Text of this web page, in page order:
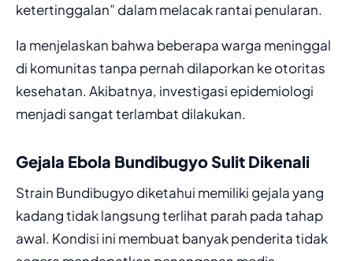
ketertinggalan” dalam melacak rantai penularan.
Ia menjelaskan bahwa beberapa warga meninggal
di komunitas tanpa pernah dilaporkan ke otoritas
kesehatan. Akibatnya, investigasi epidemiologi
menjadi sangat terlambat dilakukan.
Gejala Ebola Bundibugyo Sulit Dikenali
Strain Bundibugyo diketahui memiliki gejala yang
kadang tidak langsung terlihat parah pada tahap
awal. Kondisi ini membuat banyak penderita tidak